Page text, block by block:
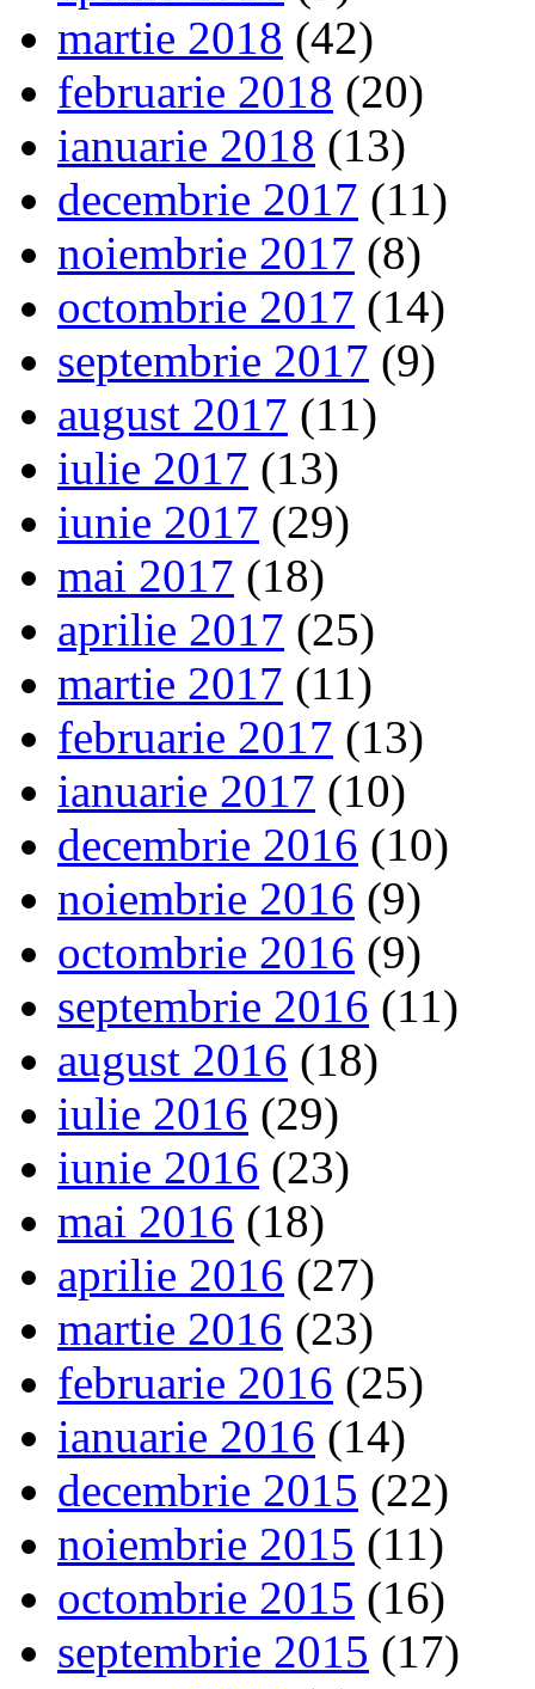
martie 2018 (42)
februarie 2018 (20)
ianuarie 2018 (13)
decembrie 2017 (11)
noiembrie 2017 (8)
octombrie 2017 (14)
septembrie 2017 (9)
august 2017 (11)
iulie 2017 (13)
iunie 2017 (29)
mai 2017 (18)
aprilie 2017 (25)
martie 2017 (11)
februarie 2017 (13)
ianuarie 2017 (10)
decembrie 2016 (10)
noiembrie 2016 (9)
octombrie 2016 (9)
septembrie 2016 (11)
august 2016 (18)
iulie 2016 (29)
iunie 2016 (23)
mai 2016 (18)
aprilie 2016 (27)
martie 2016 (23)
februarie 2016 (25)
ianuarie 2016 (14)
decembrie 2015 (22)
noiembrie 2015 (11)
octombrie 2015 (16)
septembrie 2015 (17)